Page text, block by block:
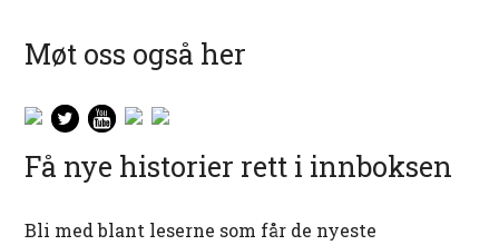
Møt oss også her
Få nye historier rett i innboksen
Bli med blant leserne som får de nyeste